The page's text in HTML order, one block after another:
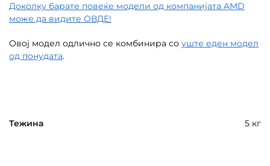
Доколку барате повеќе модели од компанијата AMD
може да видите ОВДЕ!
Овој модел одлично се комбинира со уште еден модел
од понудата.
Тежина 5 кг